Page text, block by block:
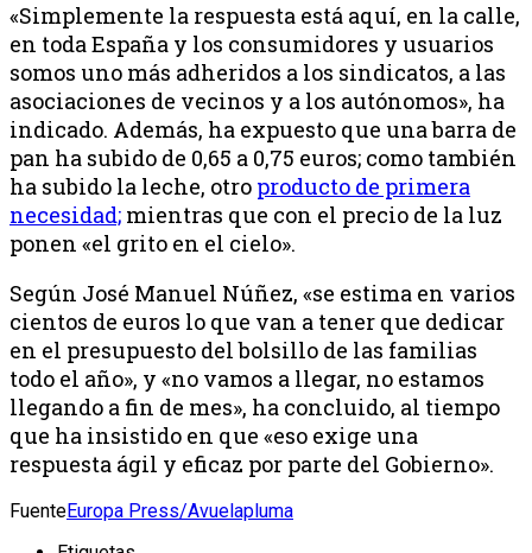
«Simplemente la respuesta está aquí, en la calle,
en toda España y los consumidores y usuarios
somos uno más adheridos a los sindicatos, a las
asociaciones de vecinos y a los autónomos», ha
indicado. Además, ha expuesto que una barra de
pan ha subido de 0,65 a 0,75 euros; como también
ha subido la leche, otro producto de primera
necesidad; mientras que con el precio de la luz
ponen «el grito en el cielo».
Según José Manuel Núñez, «se estima en varios
cientos de euros lo que van a tener que dedicar
en el presupuesto del bolsillo de las familias
todo el año», y «no vamos a llegar, no estamos
llegando a fin de mes», ha concluido, al tiempo
que ha insistido en que «eso exige una
respuesta ágil y eficaz por parte del Gobierno».
FuenteEuropa Press/Avuelapluma